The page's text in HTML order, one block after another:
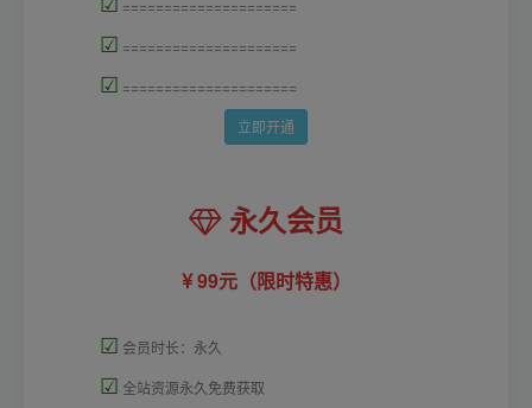
=====================
☑ =====================
☑ =====================
立即开通
永久会员
99元（限时特惠）
☑ 会员时长：永久
☑ 全站资源永久免费获取